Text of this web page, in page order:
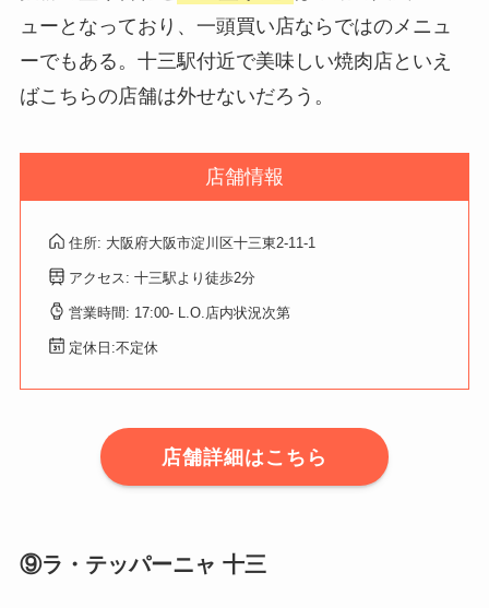
ューとなっており、一頭買い店ならではのメニュ
ーでもある。十三駅付近で美味しい焼肉店といえ
ばこちらの店舗は外せないだろう。
店舗情報
住所: 大阪府大阪市淀川区十三東2-11-1
アクセス: 十三駅より徒歩2分
営業時間: 17:00- L.O.店内状況次第
定休日:不定休
店舗詳細はこちら
⑨ラ・テッパーニャ 十三